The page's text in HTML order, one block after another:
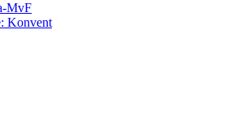
MvF
Konvent